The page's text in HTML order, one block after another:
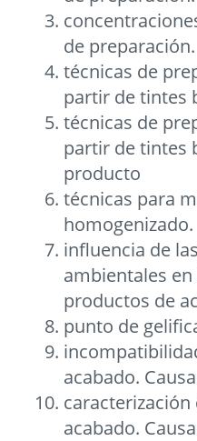
de preparación.
técnicas de
partir de tintes
técnicas de
partir de tintes
producto
técnicas para
homogenizado.
influencia de
ambientales
productos de
punto de
acabado.
acabado.